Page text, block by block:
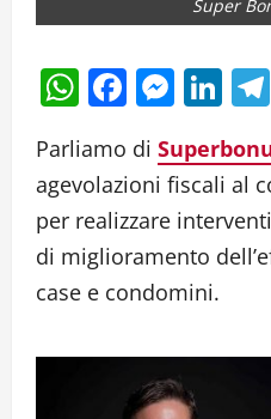
Super
WhatsApp
Parliamo di
agevolazioni fiscali al
per realizzare
di miglioramento
case e condomini.